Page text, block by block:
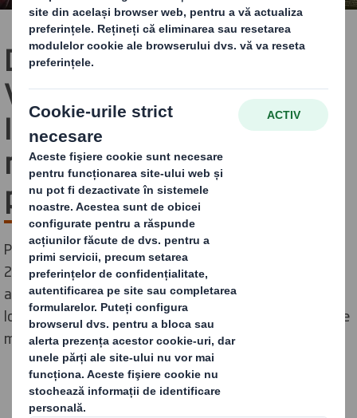
DS Smith la RO Fruits &
Vegetables Show:
Inovație, colaborare și 10
milioane de bucăți de
plastic înlocuite
Participarea DS Smith la RO Fruits & Vegetables Show
2025 a evidențiat încă o dată rolul esențial al
ambalajelor sustenabile în dezvoltarea producătorilor
locali, prin creșterea vizibilității la raft și alinierea la cele
mai noi standarde din retail.